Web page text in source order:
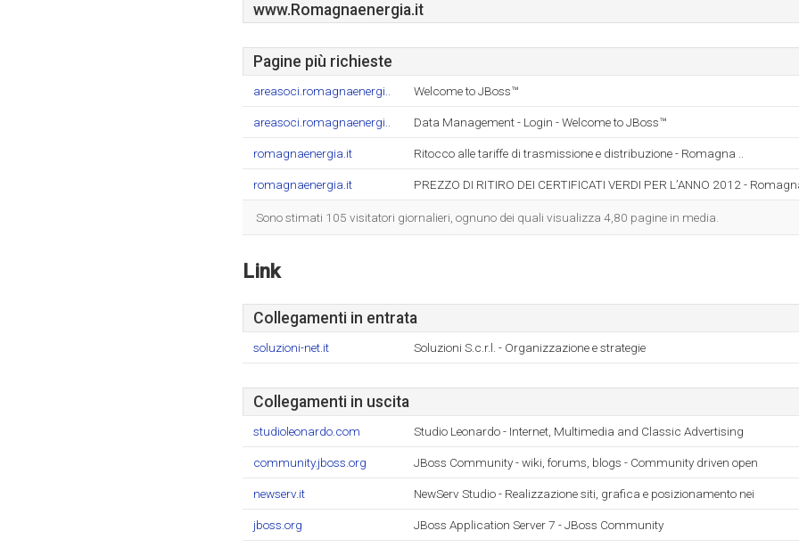
www.Romagnaenergia.it
Pagine più richieste
areasoci.romagnaenergi.. Welcome to JBoss™
areasoci.romagnaenergi.. Data Management - Login - Welcome to JBoss™
romagnaenergia.it Ritocco alle tariffe di trasmissione e distribuzione - Romagna ..
romagnaenergia.it PREZZO DI RITIRO DEI CERTIFICATI VERDI PER L’ANNO 2012 -
Sono stimati 105 visitatori giornalieri, ognuno dei quali visualizza 4,80 pagine in media.
Link
Collegamenti in entrata
soluzioni-net.it Soluzioni S.c.r.l. - Organizzazione e strategie
Collegamenti in uscita
studioleonardo.com Studio Leonardo - Internet, Multimedia and Classic Advertising
community.jboss.org JBoss Community - wiki, forums, blogs - Community driven open
newserv.it NewServ Studio - Realizzazione siti, grafica e posizionamento nei
jboss.org JBoss Application Server 7 - JBoss Community